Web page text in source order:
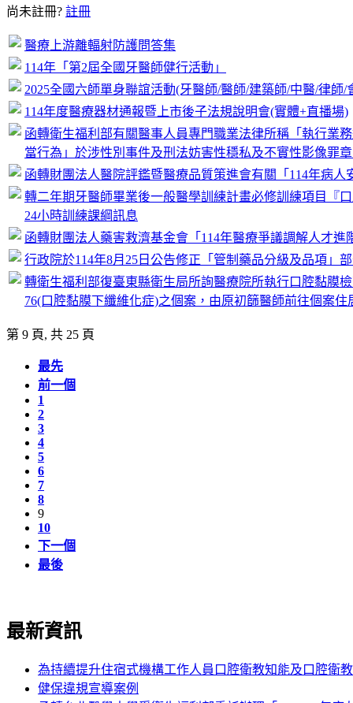
尚未註冊? 註冊
醫療上游離輻射防護問答集
114年「第2屆全國牙醫師健行活動」
2025全國六師單身聯誼活動(牙醫師/醫師/建築師/中醫/律師/
114年度醫療器材通報暨上市後子法規說明會(實體+直播場)
函轉衛生福利部有關醫事人員專門職業法律所稱「執行業
當行為」於涉性別事件及刑法妨害性穩私及不實性影像罪
函轉財團法人醫院評鑑暨醫療品質策進會有關「114年病人
轉二年期牙醫師畢業後一般醫學訓練計畫必修訓練項目『
24小時訓練課綱訊息
函轉財團法人藥害救濟基金會「114年醫療爭議調解人才進
行政院於114年8月25日公告修正「管制藥品分級及品項」
轉衛生福利部復臺東縣衛生局所詢醫療院所執行口腔黏膜
76(口腔黏膜下纖維化症)之個案，由原初篩醫師前往個案
第 9 頁, 共 25 頁
最先
前一個
1
2
3
4
5
6
7
8
9
10
下一個
最後
最新資訊
為持續提升住宿式機構工作人員口腔衛教知能及口腔衛
健保違規宣導案例